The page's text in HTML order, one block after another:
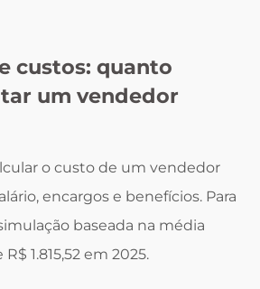
custos: quanto
um vendedor
o custo de um vendedor
encargos e benefícios. Para
baseada na média
1.815,52 em 2025.